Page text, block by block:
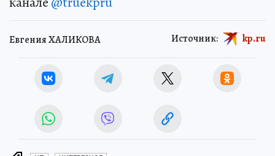
Евгения ХАЛИКОВА Источник: kp.ru